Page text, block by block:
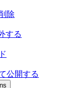
除
する
公開する